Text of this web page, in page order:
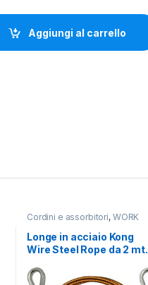
Aggiungi al carrello
Cordini e assorbitori, WORK
Longe in acciaio Kong
Wire Steel Rope da 2 mt.